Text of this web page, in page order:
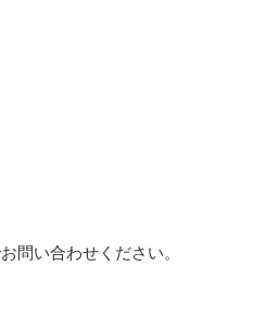
問い合わせください。